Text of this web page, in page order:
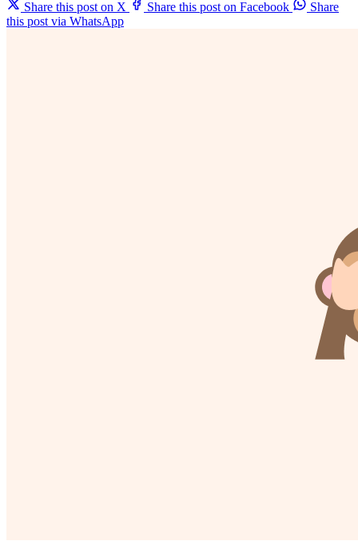
Share this post on X
Share this post on Facebook
Share
this post via WhatsApp